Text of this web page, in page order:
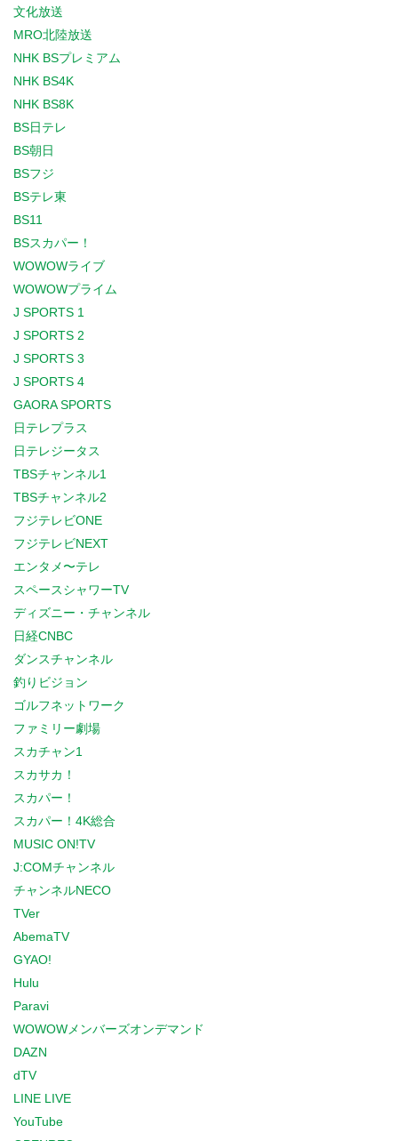
文化放送
MRO北陸放送
NHK BSプレミアム
NHK BS4K
NHK BS8K
BS日テレ
BS朝日
BSフジ
BSテレ東
BS11
BSスカパー！
WOWOWライブ
WOWOWプライム
J SPORTS 1
J SPORTS 2
J SPORTS 3
J SPORTS 4
GAORA SPORTS
日テレプラス
日テレジータス
TBSチャンネル1
TBSチャンネル2
フジテレビONE
フジテレビNEXT
エンタメ〜テレ
スペースシャワーTV
ディズニー・チャンネル
日経CNBC
ダンスチャンネル
釣りビジョン
ゴルフネットワーク
ファミリー劇場
スカチャン1
スカサカ！
スカパー！
スカパー！4K総合
MUSIC ON!TV
J:COMチャンネル
チャンネルNECO
TVer
AbemaTV
GYAO!
Hulu
Paravi
WOWOWメンバーズオンデマンド
DAZN
dTV
LINE LIVE
YouTube